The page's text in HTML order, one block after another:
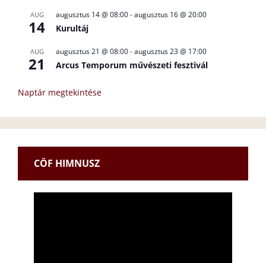
AUG
14
augusztus 14 @ 08:00-augusztus 16 @ 20:00
Kurultáj
AUG
21
augusztus 21 @ 08:00-augusztus 23 @ 17:00
Arcus Temporum művészeti fesztivál
Naptár megtekintése
CÖF HIMNUSZ